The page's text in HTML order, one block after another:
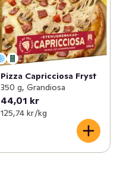
Pizza Capricciosa Fryst
350 g, Grandiosa
44,01 kr
125,74 kr /kg